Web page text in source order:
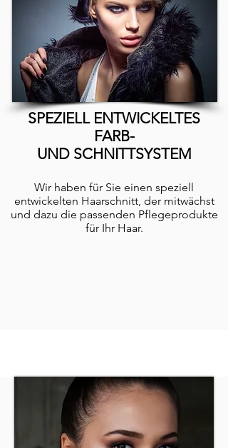
SPEZIELL ENTWICKELTES
FARB-
UND SCHNITTSYSTEM
Wir haben für Sie einen speziell
entwickelten Haarschnitt, der mitwächst
und dazu die passenden Pflegeprodukte
für Ihr Haar.